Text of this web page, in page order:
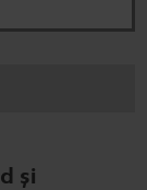
și